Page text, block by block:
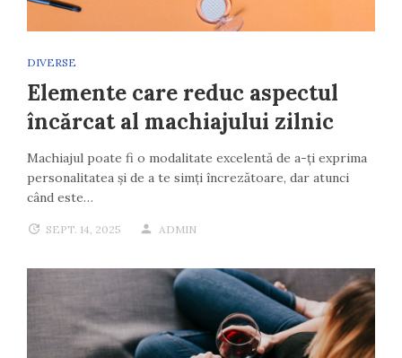
DIVERSE
Elemente care reduc aspectul
încărcat al machiajului zilnic
Machiajul poate fi o modalitate excelentă de a-ți exprima
personalitatea și de a te simți încrezătoare, dar atunci
când este…
SEPT. 14, 2025 ADMIN